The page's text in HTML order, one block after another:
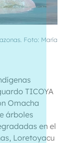
Foto: María
TICOYA
Omacha
árboles
en el
Loretoyacu